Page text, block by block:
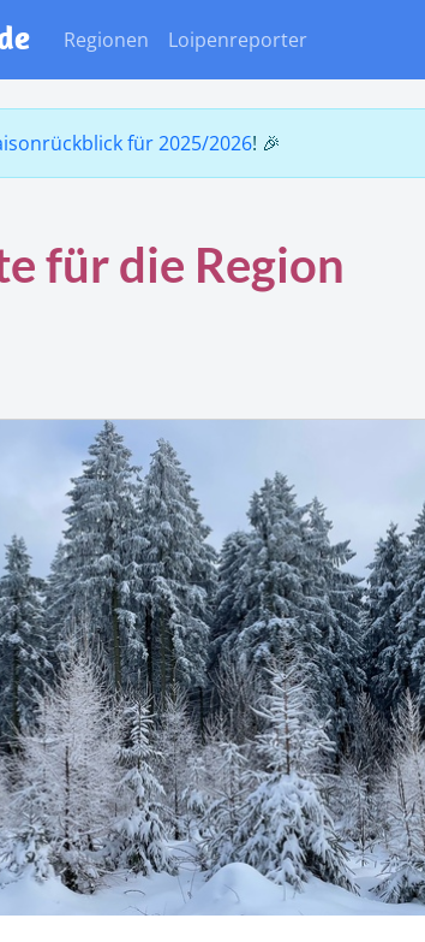
Regionen Loipenreporter
für 2025/2026! 🎉
für die Region